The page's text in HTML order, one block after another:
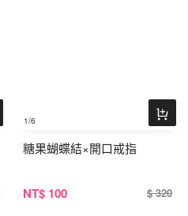
1/6
糖果蝴蝶結×開口戒指
NT$ 100 $ 320